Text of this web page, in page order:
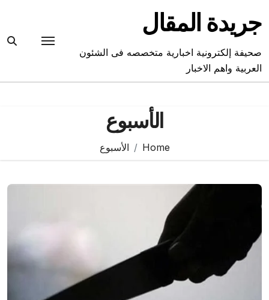
content
جريدة المقال
صحيفة إلكترونية اخبارية متخصصه فى الشئون
العربية واهم الاخبار
الأسبوع
Home الأسبوع